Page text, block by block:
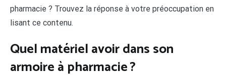
pharmacie ? Trouvez la réponse à votre préoccupation en
lisant ce contenu.
Quel matériel avoir dans son
armoire à pharmacie ?